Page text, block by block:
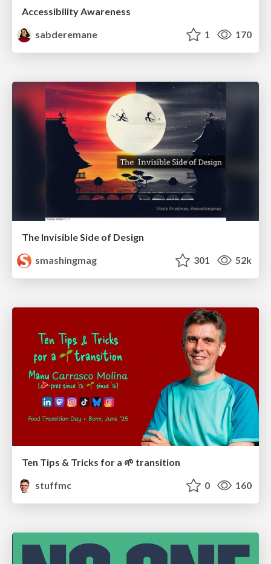
Accessibility Awareness
sabderemane
1 170
The Invisible Side of Design
smashingmag
301 52k
Ten Tips & Tricks for a 🌱 transition
stuffmc
0 160